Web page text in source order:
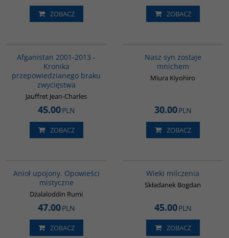
ZOBACZ ZOBACZ
Afganistan 2001-2013 -
Kronika
przepowiedzianego braku
zwycięstwa
Jauffret Jean-Charles
45.00PLN
ZOBACZ
Nasz syn zostaje
mnichem
Miura Kiyohiro
30.00PLN
ZOBACZ
Anioł upojony. Opowieści
mistyczne
Dżalaloddin Rumi
47.00PLN
ZOBACZ
Wieki milczenia
Składanek Bogdan
45.00PLN
ZOBACZ